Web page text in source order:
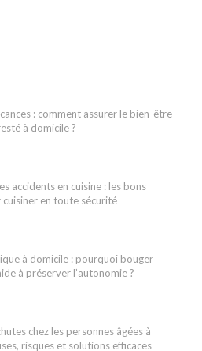
: comment assurer le bien-être
à domicile ?
accidents en cuisine : les bons
en toute sécurité
à domicile : pourquoi bouger
à préserver l’autonomie ?
chez les personnes âgées à
risques et solutions efficaces